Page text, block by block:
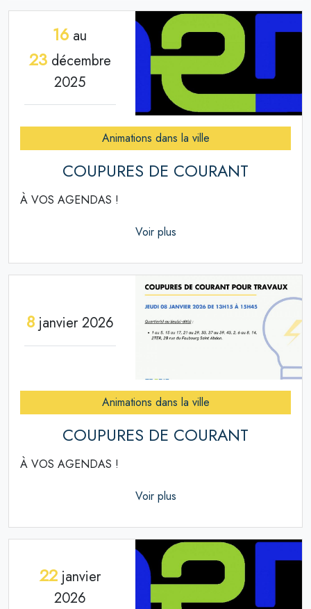
16 au
23décembre
2025
Animations dans la ville
COUPURES DE COURANT
À VOS AGENDAS !
Voir plus
8janvier 2026
Animations dans la ville
COUPURES DE COURANT
À VOS AGENDAS !
Voir plus
22janvier
2026